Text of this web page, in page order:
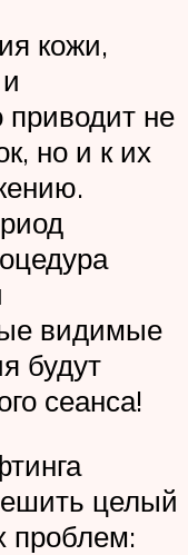
кожи,
приводит не
но и к их
видимые
будут
сеанса!
целый
проблем: